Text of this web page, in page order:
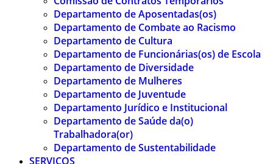
Departamento de Aposentadas(os)
Departamento de Combate ao Racismo
Departamento de Cultura
Departamento de Funcionárias(os) de Escola
Departamento de Diversidade
Departamento de Mulheres
Departamento de Juventude
Departamento Jurídico e Institucional
Departamento de Saúde da(o)
Trabalhadora(or)
Departamento de Sustentabilidade
SERVIÇOS